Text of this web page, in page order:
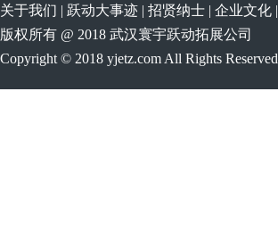
关于我们 | 跃动大事迹 | 招贤纳士 | 企业文化 |
版权所有 @ 2018 武汉寰宇跃动拓展公司
Copyright © 2018 yjetz.com All Rights Reserved